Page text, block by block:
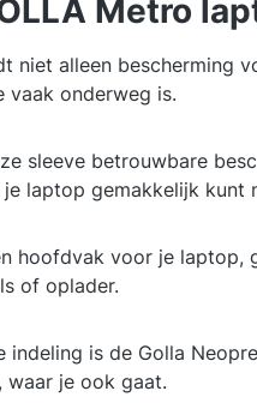
Metro
niet alleen
vaak onderweg is.
sleeve betrouwbare
laptop gemakkelijk kunt
hoofdvak voor je
of oplader.
is de Golla
waar je ook gaat.